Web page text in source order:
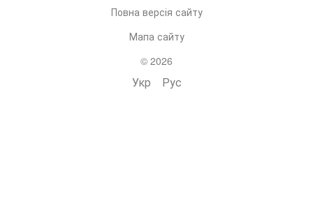
Повна версія сайту
Мапа сайту
© 2026
Укр Рус